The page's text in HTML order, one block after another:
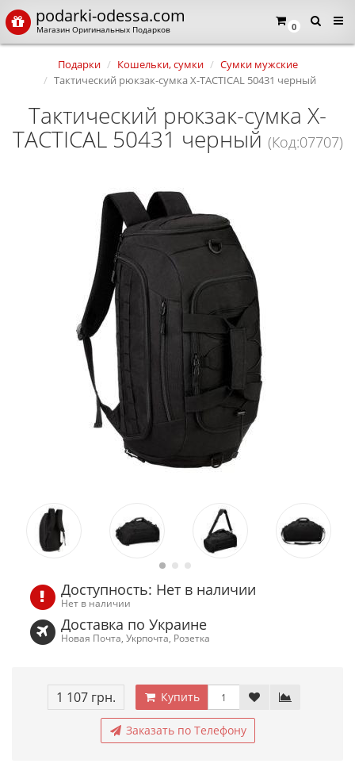
0
podarki-odessa.com
Магазин Оригинальных Подарков
Подарки Кошельки, сумки
Сумки мужские
Тактический рюкзак-сумка X-TACTICAL 50431 черный
Тактический рюкзак-сумка X-
TACTICAL 50431 черный (Код:07707)
Доступность: Нет в наличии
Нет в наличии
Доставка по Украине
Новая Почта, Укрпочта, Розетка
1 107 грн. Купить
Заказать по Телефону